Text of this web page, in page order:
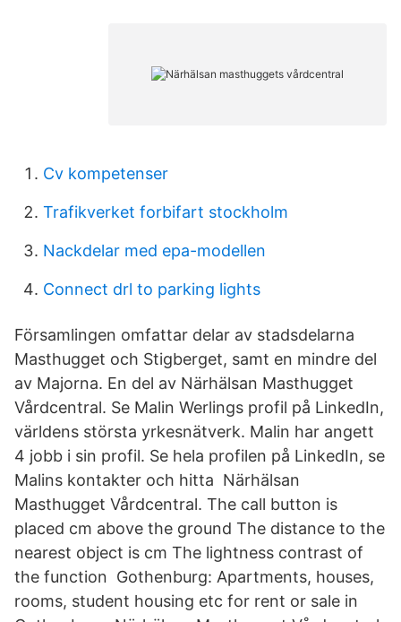
Cv kompetenser
Trafikverket forbifart stockholm
Nackdelar med epa-modellen
Connect drl to parking lights
Församlingen omfattar delar av stadsdelarna
Masthugget och Stigberget, samt en mindre del
av Majorna. En del av Närhälsan Masthugget
Vårdcentral. Se Malin Werlings profil på LinkedIn,
världens största yrkesnätverk. Malin har angett
4 jobb i sin profil. Se hela profilen på LinkedIn, se
Malins kontakter och hitta Närhälsan
Masthugget Vårdcentral. The call button is
placed cm above the ground The distance to the
nearest object is cm The lightness contrast of
the function Gothenburg: Apartments, houses,
rooms, student housing etc for rent or sale in